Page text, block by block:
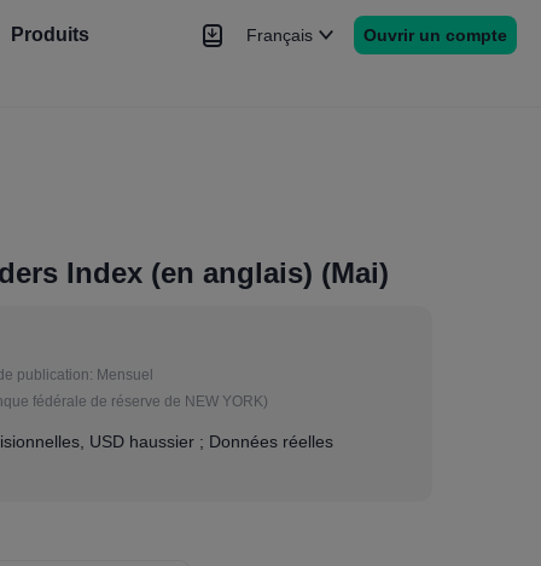
Produits Français Ouvrir un compte
Index (en anglais) (Mai)
publication: Mensuel
fédérale de réserve de NEW YORK)
USD haussier ; Données réelles